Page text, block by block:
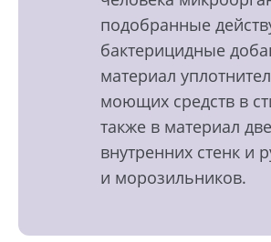
подобранные
бактерицидные
материал
моющих средств в
также в материал
внутренних стенк и
и морозильников.